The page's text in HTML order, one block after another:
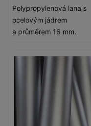
Polypropylenová lana s
ocelovým jádrem
a průměrem 16 mm.